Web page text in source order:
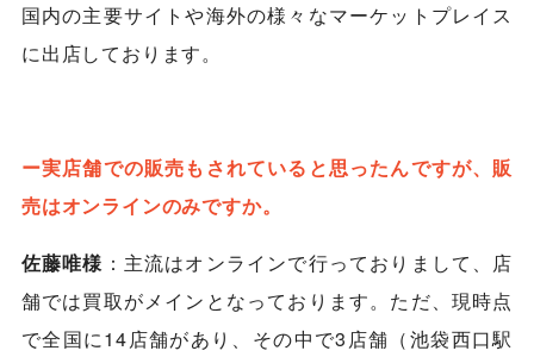
国内の主要サイトや海外の様々なマーケットプレイス
に出店しております。
ー実店舗での販売もされていると思ったんですが、販
売はオンラインのみですか。
佐藤唯様 ：主流はオンラインで行っておりまして、店
舗では買取がメインとなっております。ただ、現時点
で全国に14店舗があり、その中で3店舗（池袋西口駅